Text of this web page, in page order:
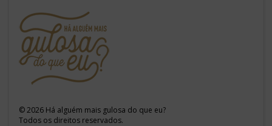
©2026 Há alguém mais gulosa do que eu?
Todos os direitos reservados.